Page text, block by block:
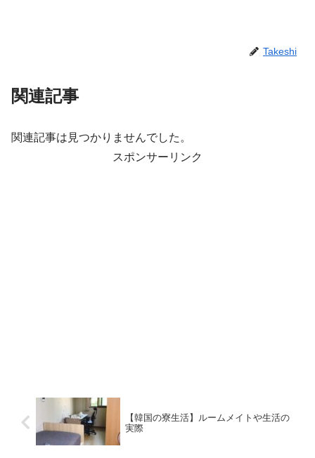
Takeshi
関連記事
関連記事は見つかりませんでした。
スポンサーリンク
【韓国の寮生活】ルームメイトや生活の
実際